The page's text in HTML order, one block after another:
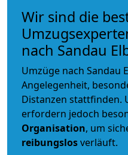
Wir sind die
nach Sandau
Umzüge nach Sandau
Angelegenheit,
Distanzen stattfinden.
erfordern jedoch
Organisation, um
reibungslosverläuft.